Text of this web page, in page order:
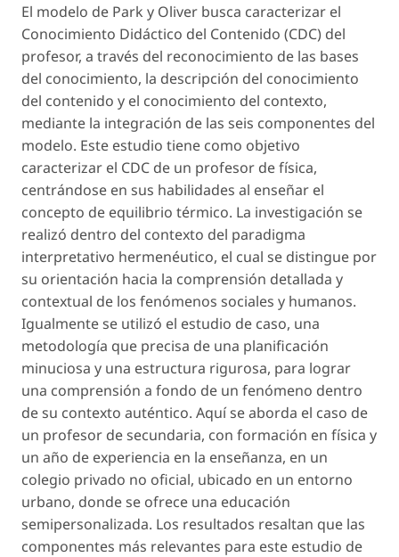
El modelo de Park y Oliver busca caracterizar el
Conocimiento Didáctico del Contenido (CDC) del
profesor, a través del reconocimiento de las bases
del conocimiento, la descripción del conocimiento
del contenido y el conocimiento del contexto,
mediante la integración de las seis componentes del
modelo. Este estudio tiene como objetivo
caracterizar el CDC de un profesor de física,
centrándose en sus habilidades al enseñar el
concepto de equilibrio térmico. La investigación se
realizó dentro del contexto del paradigma
interpretativo hermenéutico, el cual se distingue por
su orientación hacia la comprensión detallada y
contextual de los fenómenos sociales y humanos.
Igualmente se utilizó el estudio de caso, una
metodología que precisa de una planificación
minuciosa y una estructura rigurosa, para lograr
una comprensión a fondo de un fenómeno dentro
de su contexto auténtico. Aquí se aborda el caso de
un profesor de secundaria, con formación en física y
un año de experiencia en la enseñanza, en un
colegio privado no oficial, ubicado en un entorno
urbano, donde se ofrece una educación
semipersonalizada. Los resultados resaltan que las
componentes más relevantes para este estudio de